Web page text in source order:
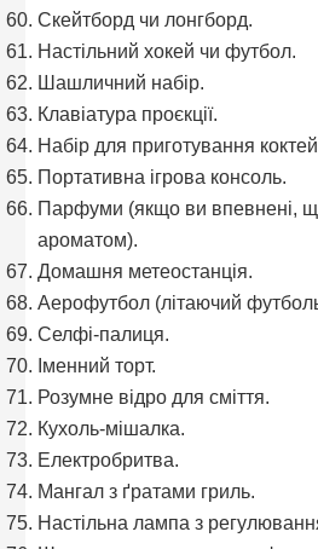
Скейтборд чи лонгборд.
Настільний хокей чи футбол.
Шашличний набір.
Клавіатура проєкції.
Набір для приготування
Портативна ігрова консоль.
Парфуми (якщо ви впевнені,
ароматом).
Домашня метеостанція.
Аерофутбол (літаючий
Селфі-палиця.
Іменний торт.
Розумне відро для сміття.
Кухоль-мішалка.
Електробритва.
Мангал з ґратами гриль.
Настільна лампа з